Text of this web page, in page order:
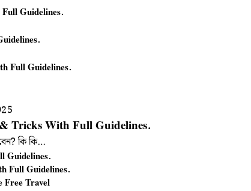
Full Guidelines.
Full Guidelines.
& Tricks With Full Guidelines.
কি কি…
Guidelines.
Full Guidelines.
Free Travel